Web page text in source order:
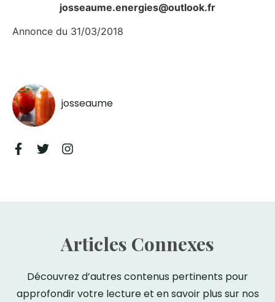
josseaume.energies@outlook.fr
Annonce du 31/03/2018
josseaume
Articles Connexes
Découvrez d’autres contenus pertinents pour
approfondir votre lecture et en savoir plus sur nos